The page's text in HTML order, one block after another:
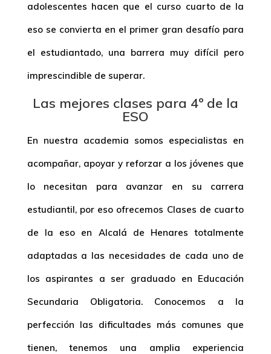
adolescentes hacen que el curso cuarto de la
eso se convierta en el primer gran desafío para
el estudiantado, una barrera muy difícil pero
imprescindible de superar.
Las mejores clases para 4º de la
ESO
En nuestra academia somos especialistas en
acompañar, apoyar y reforzar a los jóvenes que
lo necesitan para avanzar en su carrera
estudiantil, por eso ofrecemos Clases de cuarto
de la eso en Alcalá de Henarestotalmente
adaptadas a las necesidades de cada uno de
los aspirantes a ser graduado en Educación
Secundaria Obligatoria. Conocemos a la
perfección las dificultades más comunes que
tienen, tenemos una amplia experiencia